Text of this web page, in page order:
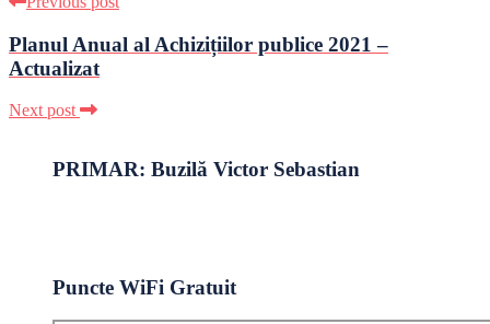
Planul Anual al Achizițiilor publice 2021 –
Actualizat
Next post
PRIMAR: Buzilă Victor Sebastian
Puncte WiFi Gratuit